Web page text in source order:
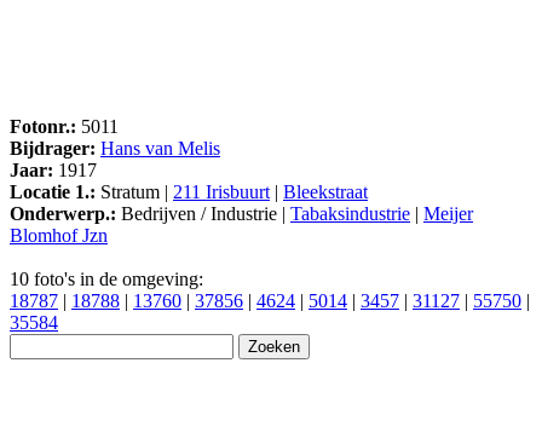
Fotonr.: 5011
Bijdrager: Hans van Melis
Jaar: 1917
Locatie 1.: Stratum | 211 Irisbuurt | Bleekstraat
Onderwerp.: Bedrijven / Industrie | Tabaksindustrie | Meijer
Blomhof Jzn
10 foto's in de omgeving:
18787 | 18788 | 13760 | 37856 | 4624 | 5014 | 3457 | 31127 | 55750 |
35584